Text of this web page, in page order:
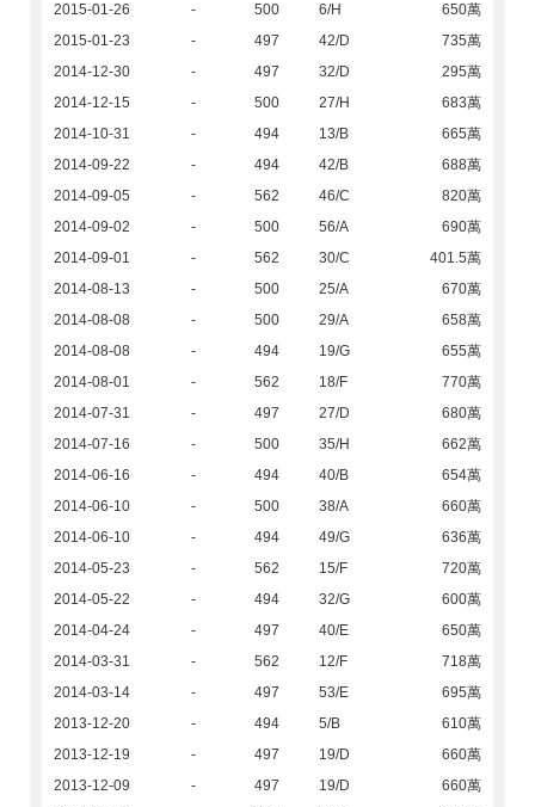
2015-01-26
- 500 6/H
650萬
2015-01-23
- 497 42/D
735萬
2014-12-30
- 497 32/D
295萬
2014-12-15
- 500 27/H
683萬
2014-10-31
- 494 13/B
665萬
2014-09-22
- 494 42/B
688萬
2014-09-05
- 562 46/C
820萬
2014-09-02
- 500 56/A
690萬
2014-09-01
- 562 30/C
401.5萬
2014-08-13
- 500 25/A
670萬
2014-08-08
- 500 29/A
658萬
2014-08-08
- 494 19/G
655萬
2014-08-01
- 562 18/F
770萬
2014-07-31
- 497 27/D
680萬
2014-07-16
- 500 35/H
662萬
2014-06-16
- 494 40/B
654萬
2014-06-10
- 500 38/A
660萬
2014-06-10
- 494 49/G
636萬
2014-05-23
- 562 15/F
720萬
2014-05-22
- 494 32/G
600萬
2014-04-24
- 497 40/E
650萬
2014-03-31
- 562 12/F
718萬
2014-03-14
- 497 53/E
695萬
2013-12-20
- 494 5/B
610萬
2013-12-19
- 497 19/D
660萬
2013-12-09
- 497 19/D
660萬